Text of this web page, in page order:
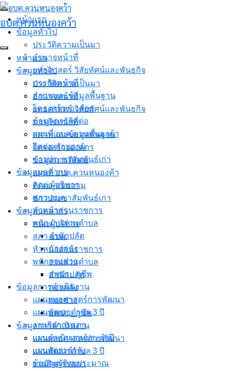
Skip
to
content
อบต.ควนหนองคว้า
หน้าแรก
ข้อมูลทั่วไป
ประวัติความเป็นมา
อำนาจหน้าที่
ยุทธศาสตร์ วิสัยทัศน์และพันธกิจ
ภารกิจหน้าที่
สภาพและข้อมูลพื้นฐาน
โครงสร้างองค์กร
ข้อมูลการติดต่อ
แผนที่ อบต.ควนหนองค้า
ติดต่อ-สอบถาม
ข่าวประชาสัมพันธ์เก่า
ข้อมูลบุคลากร
คณะผู้บริหาร
สภา อบต.
หัวหน้าส่วนราชการ
พนักงานส่วนตำบล
สำนักปลัด
กองคลัง
กองช่าง
อพปร._กูชีพ
ข้อมูลการดำเนินงาน
แผนยุทธศาสตร์การพัฒนา
แผนพัฒนาตำบล 3 ปี
งานกิจการสภา
หน้าแรก
ข้อมูลทั่วไป
ประวัติความเป็นมา
อำนาจหน้าที่
ยุทธศาสตร์ วิสัยทัศน์และพันธกิจ
ภารกิจหน้าที่
สภาพและข้อมูลพื้นฐาน
โครงสร้างองค์กร
ข้อมูลการติดต่อ
แผนที่ อบต.ควนหนองค้า
ติดต่อ-สอบถาม
ข่าวประชาสัมพันธ์เก่า
ข้อมูลบุคลากร
คณะผู้บริหาร
สภา อบต.
หัวหน้าส่วนราชการ
พนักงานส่วนตำบล
สำนักปลัด
กองคลัง
กองช่าง
อพปร._กูชีพ
ข้อมูลการดำเนินงาน
แผนยุทธศาสตร์การพัฒนา
แผนพัฒนาตำบล 3 ปี
งานกิจการสภา
แผนดำเนินงานประจำปี
แผนอัตรากำลัง
ข้อบัญญัติงบประมาณ